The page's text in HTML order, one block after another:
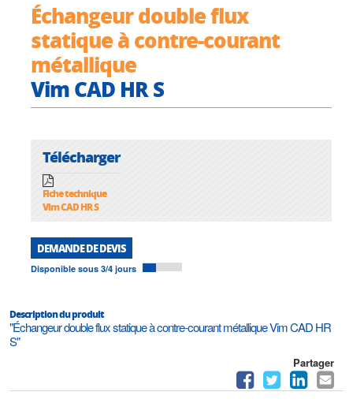
Échangeur double flux
statique à contre-courant
métallique
Vim CAD HR S
Télécharger
Fiche technique
Vim CAD HR S
DEMANDE DE DEVIS
Disponible sous 3/4 jours
Description du produit
"Échangeur double flux statique à contre-courant métallique Vim CAD HR
S"
Partager